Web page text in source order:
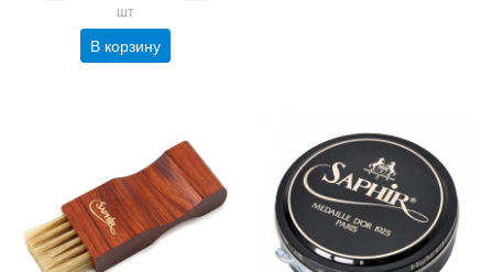
шт
В корзину